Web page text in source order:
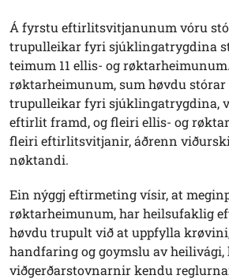
Á fyrstu eftirlitsvitjanunum vóru
trupulleikar fyri sjúklingatrygdina
teimum 11 ellis- og
røktarheimunum, sum høvdu
trupulleikar fyri sjúklingatrygdina,
eftirlit framd, og fleiri ellis- og
fleiri eftirlitsvitjanir, áðrenn
nøktandi.
Ein nýggj eftirmeting vísir, at
røktarheimunum, har heilsufaklig
høvdu trupult við at uppfylla
handfaring og goymslu av heilivági,
viðgerðarstovnarnir kendu